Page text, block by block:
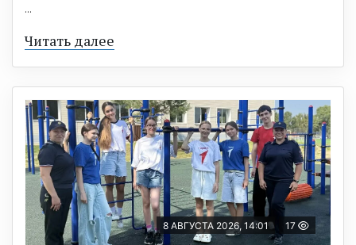
...
Читать далее
8 АВГУСТА 2026, 14:01 17